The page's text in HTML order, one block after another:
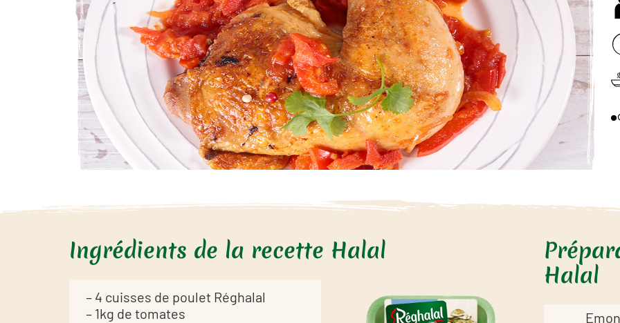
Ingrédients de la recette Halal
– 4 cuisses de poulet Réghalal
– 1kg de tomates
Halal